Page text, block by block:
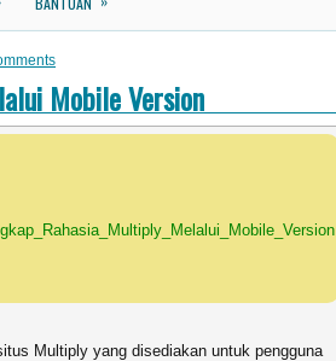
Mobile Version
Multiply yang disediakan untuk pengguna